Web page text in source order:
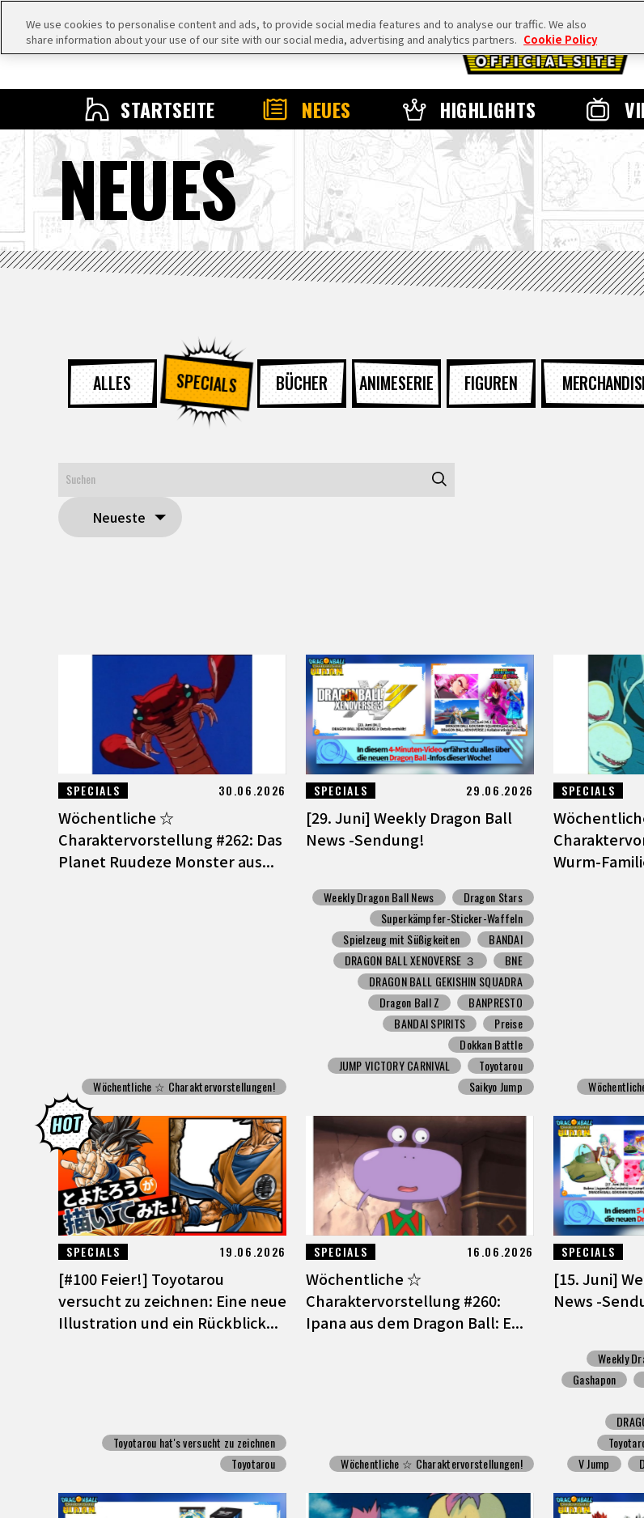
STARTSEITE NEUES HIGHLIGHTS
NEUES
ALLES SPECIALS BÜCHER ANIMESERIE FIGUREN
Neueste
SPECIALS 30.06.2026
Wöchentliche ☆
Charaktervorstellung #262: Das
Planet Ruudeze Monster aus...
Wöchentliche ☆ Charaktervorstellungen!
SPECIALS 29.06.2026
[29. Juni] Weekly Dragon Ball
News -Sendung!
Weekly Dragon Ball News
Dragon Stars
Superkämpfer-Sticker-Waffeln
Spielzeug mit Süßigkeiten
BANDAI
DRAGON BALL XENOVERSE ３
BNE
DRAGON BALL GEKISHIN SQUADRA
Dragon Ball Z
BANPRESTO
BANDAI SPIRITS
Preise
Dokkan Battle
JUMP VICTORY CARNIVAL
Toyotarou
Saikyo Jump
SPECIALS
Wurm-
SPECIALS 19.06.2026
[#100 Feier!] Toyotarou
versucht zu zeichnen: Eine neue
Illustration und ein Rückblick...
Toyotarou hat's versucht zu zeichnen
Toyotarou
SPECIALS 16.06.2026
Wöchentliche ☆
Charaktervorstellung #260:
Ipana aus dem Dragon Ball: E...
Wöchentliche ☆ Charaktervorstellungen!
SPECIALS
[15. Juni]
News -
Weekly
Gashapon
V Jump
We use cookies to personalise content and ads, to provide social media features and to analyse our traffic. We also
share information about your use of our site with our social media, advertising and analytics partners. Cookie Policy